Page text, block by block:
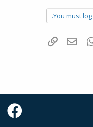
You must
WhatsAppדואר אלקטרוני